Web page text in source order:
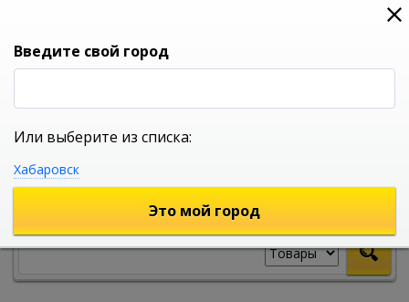
0
УНИВЕРСАЛЬНЫЙ ИНТЕРНЕТ МАГАЗИН
Введите свой город
Или выберите из списка:
Хабаровск
Это мой город